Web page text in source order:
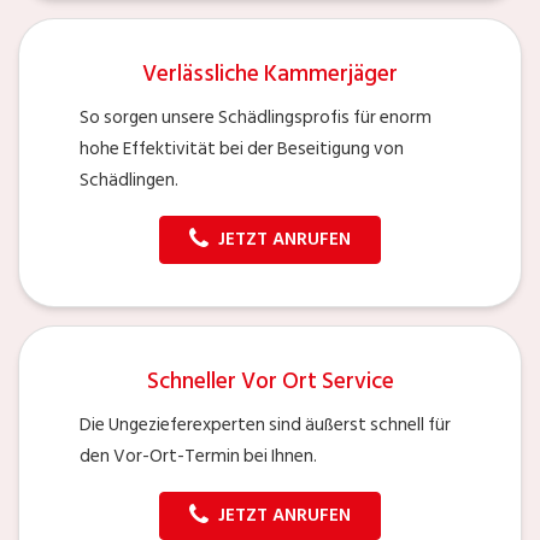
Verlässliche Kammerjäger
So sorgen unsere Schädlingsprofis für enorm
hohe Effektivität bei der Beseitigung von
Schädlingen.
JETZT ANRUFEN
Schneller Vor Ort Service
Die Ungezieferexperten sind äußerst schnell für
den Vor-Ort-Termin bei Ihnen.
JETZT ANRUFEN